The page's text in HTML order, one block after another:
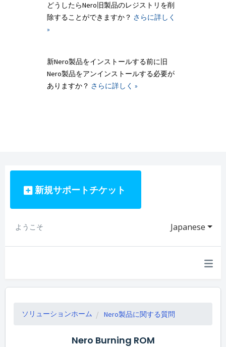
どうしたらNero旧製品のレジストリを削
除することができますか？ さらに詳しく
»
新Nero製品をインストールする前に旧
Nero製品をアンインストールする必要が
ありますか？ さらに詳しく »
新規サポートチケット
Japanese
ようこそ
ソリューションホーム Nero製品に関する質問
Nero Burning ROM